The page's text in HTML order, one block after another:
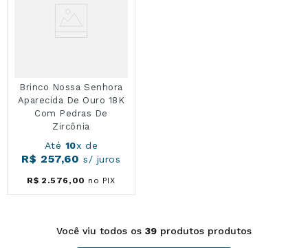
Brinco Nossa Senhora
Aparecida De Ouro 18K
Com Pedras De
Zircônia
Até 10x de
R$ 257,60 s/ juros
R$ 2 .576 , 00 no PIX
Você viu todos os 39 produtos